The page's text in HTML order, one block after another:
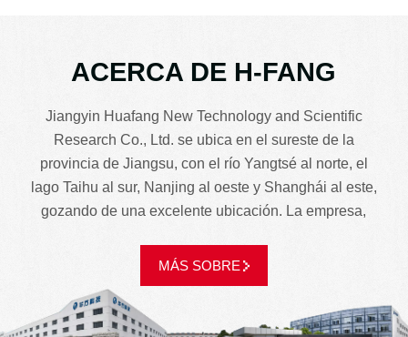
ACERCA DE H-FANG
Jiangyin Huafang New Technology and Scientific
Research Co., Ltd. se ubica en el sureste de la
provincia de Jiangsu, con el río Yangtsé al norte, el
lago Taihu al sur, Nanjing al oeste y Shanghái al este,
gozando de una excelente ubicación. La empresa,
metros cuadrados y cuenta con un capital de 400
servicio. Se dedica principalmente a maquinaria y
equipos textiles, como la serie compacta de hilado de
MÁS SOBRE